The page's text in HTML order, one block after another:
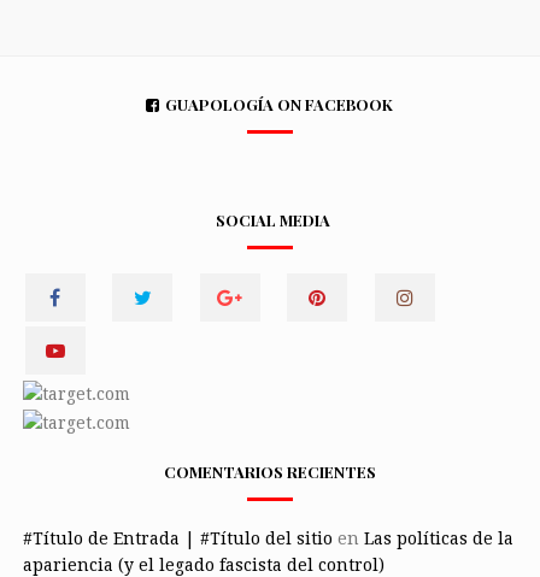
GUAPOLOGÍA ON FACEBOOK
SOCIAL MEDIA
COMENTARIOS RECIENTES
#Título de Entrada | #Título del sitio en Las políticas de la
apariencia (y el legado fascista del control)